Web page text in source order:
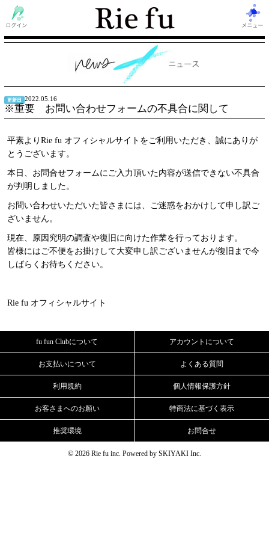
更新日 2022.05.16
※重要 お問い合わせフォームの不具合に関して
平素よりRie fu オフィシャルサイトをご利用いただき、誠にありが
とうございます。
本日、お問合せフォームにご入力頂いた内容が送信できない不具合
が判明しました。
お問い合わせいただいた皆さまには、ご迷惑をおかけして申し訳ご
ざいません。
現在、原因究明の調査や復旧に向けた作業を行っております。
皆様にはご不便をお掛けして大変申し訳ございませんが復旧まで今
しばらくお待ちください。
Rie fu オフィシャルサイト
fu fun Clubについて アカウントについて
お支払いについて よくある質問
利用規約 個人情報保護方針
お客さまへのお願い 特商法に基づく表示
推奨環境 お問合せ
© 2026 Rie fu inc. Powered by SKIYAKI Inc.